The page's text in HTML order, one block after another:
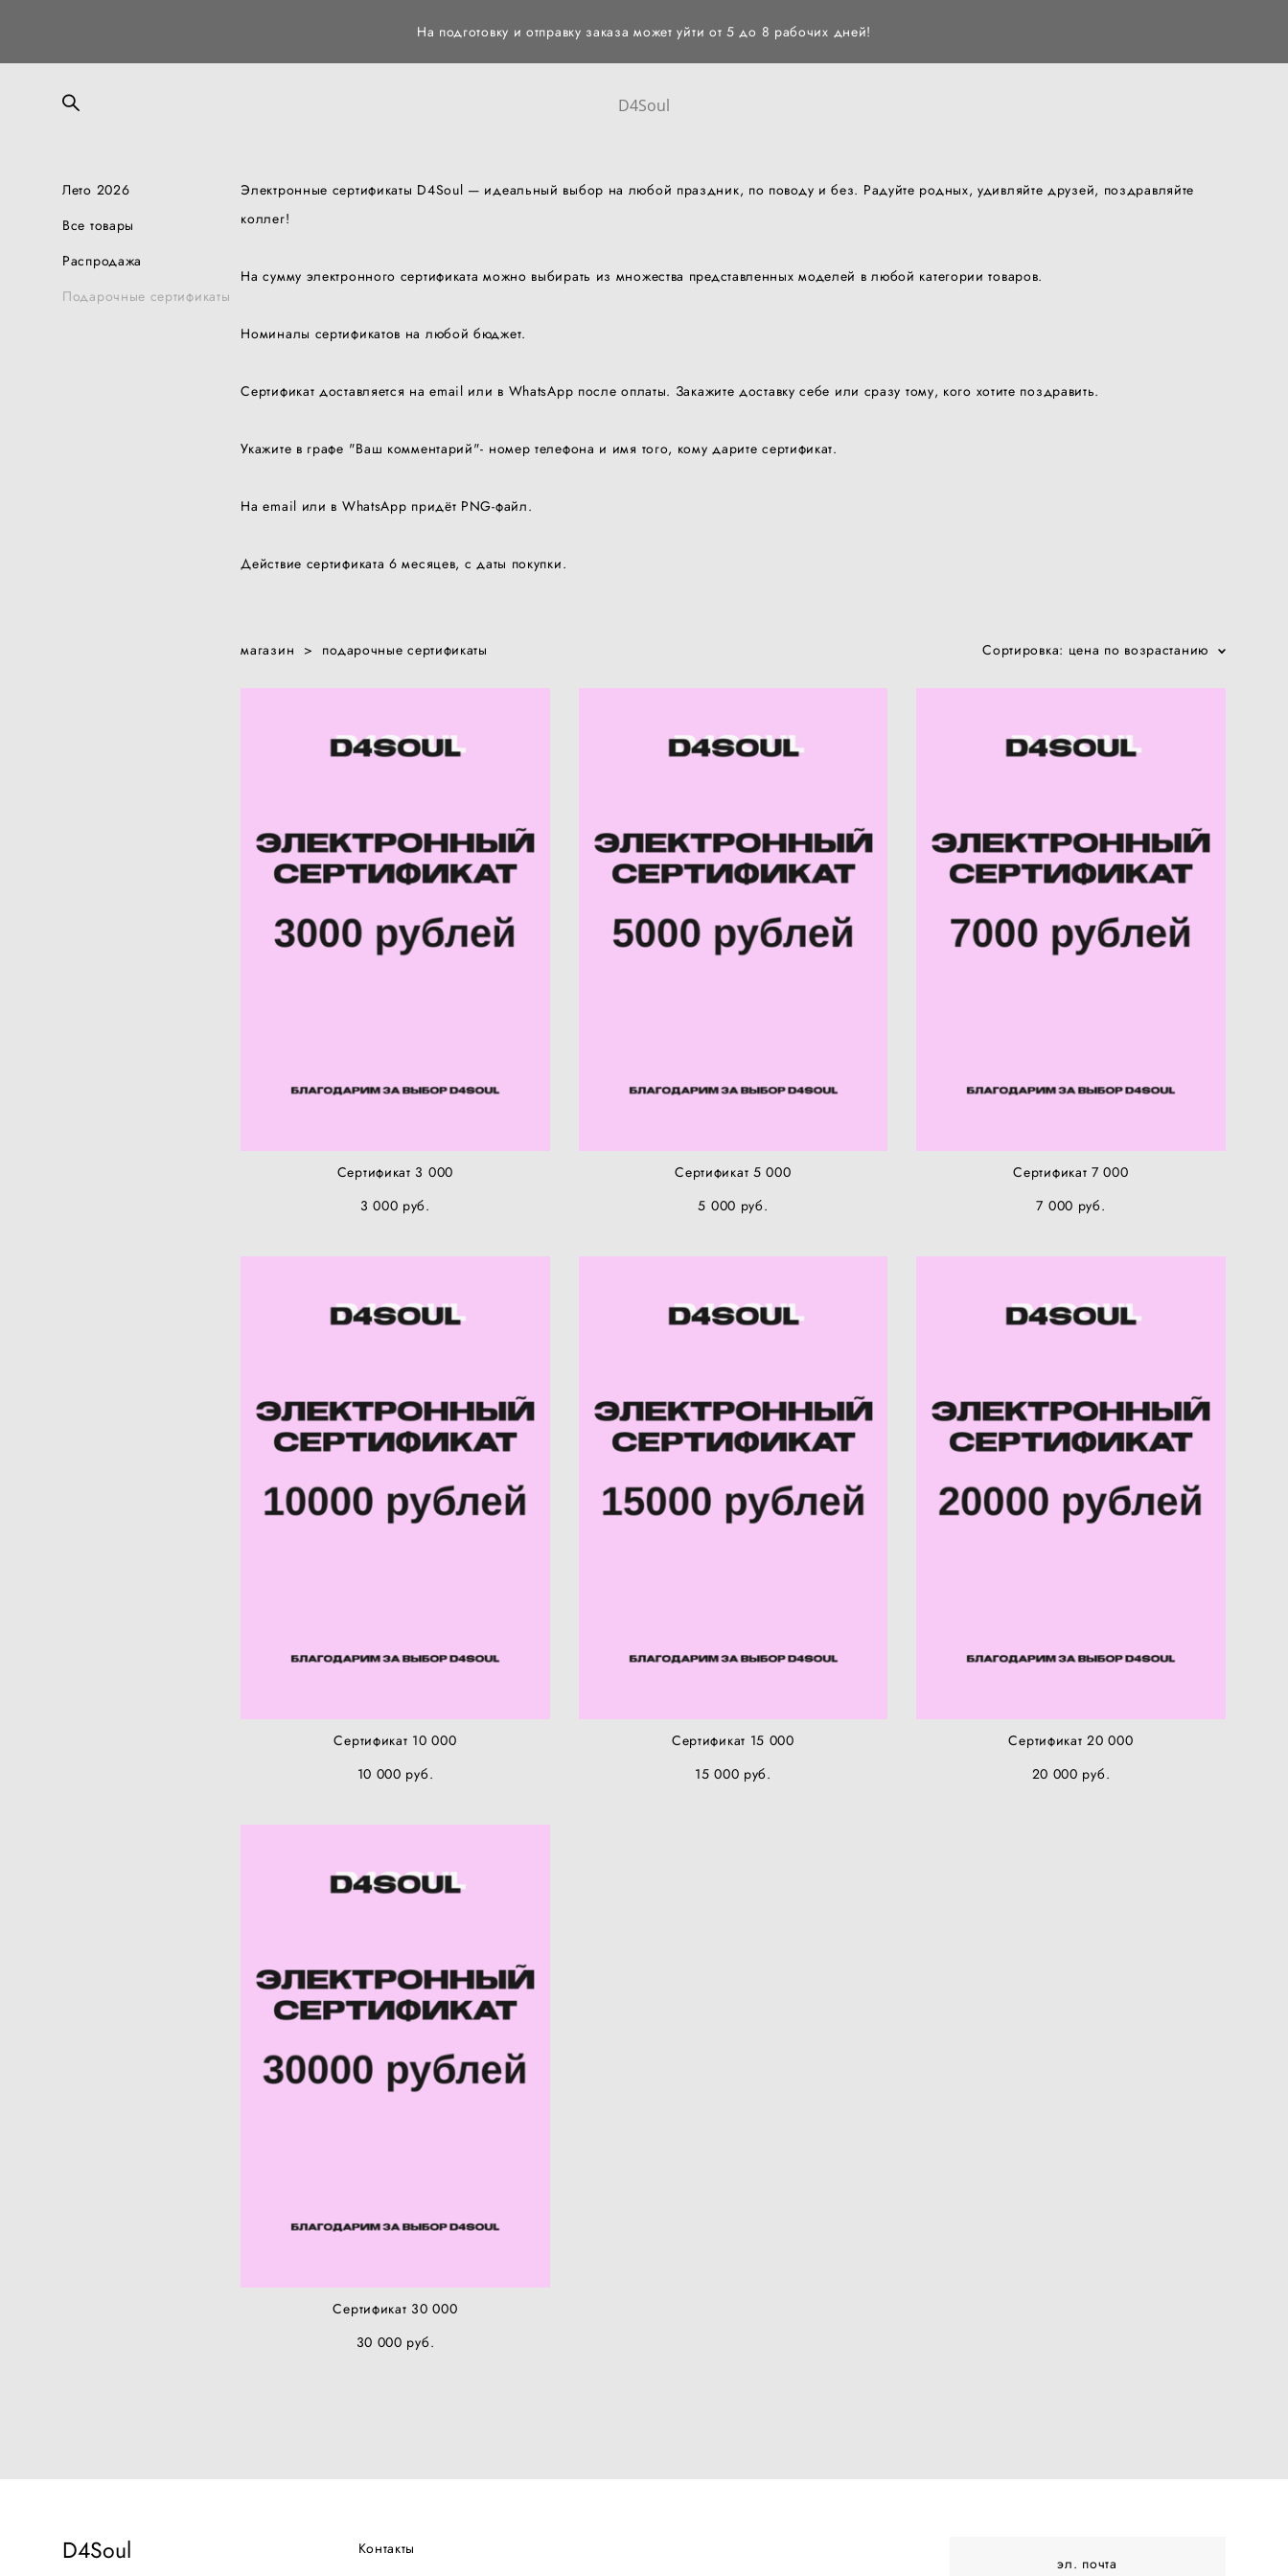
На подготовку и отправку заказа может уйти от 5 до 8 рабочих дней!
D4Soul
Лето 2026
Все товары
Распродажа
Подарочные сертификаты
Электронные сертификаты D4Soul — идеальный выбор на любой праздник, по поводу и без. Радуйте родных, удивляйте друзей, поздравляйте
коллег!
На сумму электронного сертификата можно выбирать из множества представленных моделей в любой категории товаров.
Номиналы сертификатов на любой бюджет.
Сертификат доставляется на email или в WhatsApp после оплаты. Закажите доставку себе или сразу тому, кого хотите поздравить.
Укажите в графе "Ваш комментарий"- номер телефона и имя того, кому дарите сертификат.
На email или в WhatsApp придёт PNG-файл.
Действие сертификата 6 месяцев, с даты покупки.
магазин > подарочные сертификаты Сортировка: цена по возрастанию
Сертификат 3 000
3 000 pуб.
Сертификат 5 000
5 000 pуб.
Сертификат 7 000
7 000 pуб.
Сертификат 10 000
10 000 pуб.
Сертификат 15 000
15 000 pуб.
Сертификат 20 000
20 000 pуб.
Сертификат 30 000
30 000 pуб.
D4Soul Контакты